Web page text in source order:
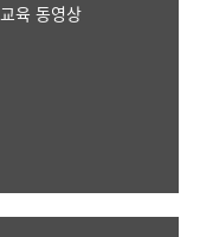
육 동영상